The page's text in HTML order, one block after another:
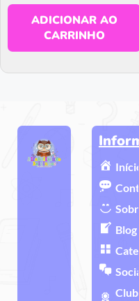
ADICIONAR AO
CARRINHO
Início
Sobre
Blog